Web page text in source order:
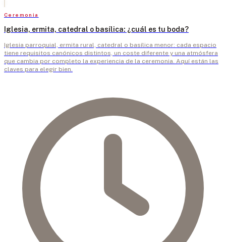
Ceremonia
Iglesia, ermita, catedral o basílica: ¿cuál es tu boda?
Iglesia parroquial, ermita rural, catedral o basílica menor: cada espacio
tiene requisitos canónicos distintos, un coste diferente y una atmósfera
que cambia por completo la experiencia de la ceremonia. Aquí están las
claves para elegir bien.